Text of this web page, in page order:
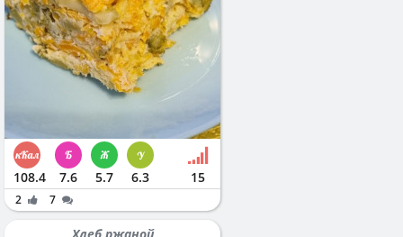
108.4 7.6 5.7 6.3 15
2 7